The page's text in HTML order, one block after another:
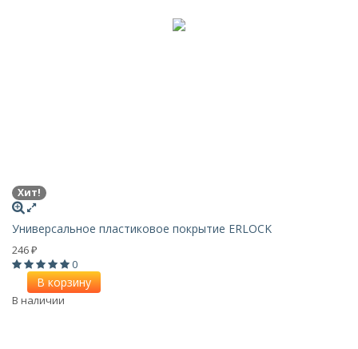
Хит!
Универсальное пластиковое покрытие ERLOCK
246 ₽
0
В корзину
В наличии